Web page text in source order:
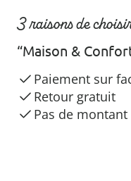
3 raisons de
“Maison &
Paiement sur
Retour gratuit
Pas de